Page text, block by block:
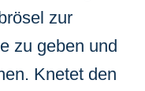
zur
zu geben und
Knetet den